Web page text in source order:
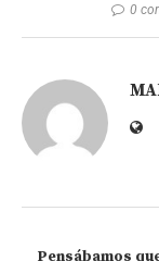
0
Pensábamos